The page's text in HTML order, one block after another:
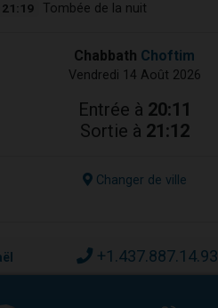
21:19 Tombée de la nuit
Chabbath Choftim
Vendredi 14 Août 2026
Entrée à 20:11
Sortie à 21:12
Changer de ville
+1.437.887.14.93